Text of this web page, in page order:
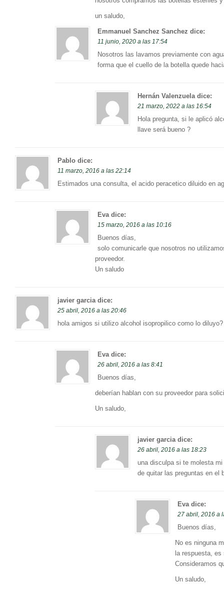
un saludo,
Emmanuel Sanchez Sanchez dice:
11 junio, 2020 a las 17:54
Nosotros las lavamos previamente con
forma que el cuello de la botella quede
Hernán Valenzuela dice:
21 marzo, 2022 a las 16:54
Hola pregunta, si le aplicó
llave será bueno ?
Pablo dice:
11 marzo, 2016 a las 22:14
Estimados una consulta, el acido peracetico diluido en
Eva dice:
15 marzo, 2016 a las 10:16
Buenos días,
solo comunicarle que nosotros no
proveedor.
Un saludo
javier garcia dice:
25 abril, 2016 a las 20:46
hola amigos si utilizo alcohol isopropilico como lo diluyo?
Eva dice:
26 abril, 2016 a las 8:41
Buenos días,
deberían hablan con su proveedor para
Un saludo,
javier garcia dice:
26 abril, 2016 a las 18:23
una disculpa si te molesta
de quitar las preguntas en el
Eva dice:
27 abril, 2016 a
Buenos días,
No es ninguna
la respuesta,
Consideramos
Un saludo,